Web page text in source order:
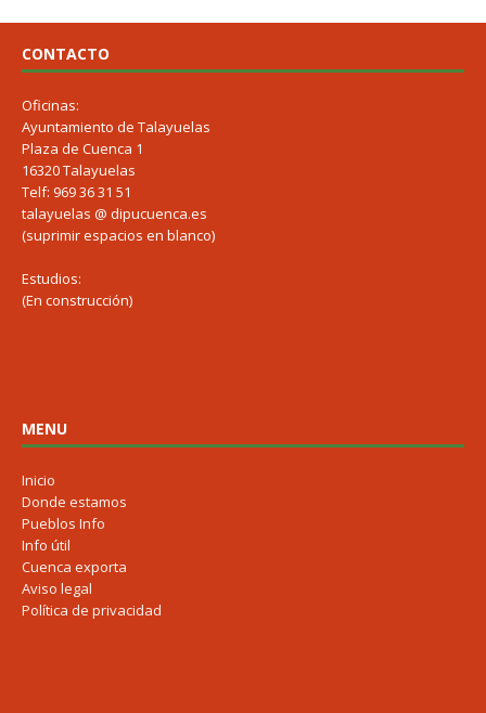
CONTACTO
Oficinas:
Ayuntamiento de Talayuelas
Plaza de Cuenca 1
16320 Talayuelas
Telf: 969 36 31 51
talayuelas @ dipucuenca.es
(suprimir espacios en blanco)
Estudios:
(En construcción)
MENU
Inicio
Donde estamos
Pueblos Info
Info útil
Cuenca exporta
Aviso legal
Política de privacidad